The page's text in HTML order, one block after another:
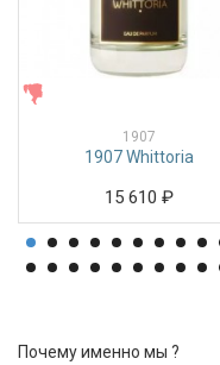
1907
1907 Whittoria
15 610 ₽
Почему именно мы ?